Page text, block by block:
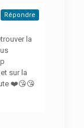
la
sur la
❤️😘😘
Répondre